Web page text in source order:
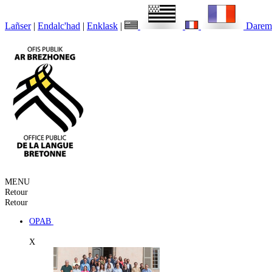
Lañser | Endalc'had | Enklask |
MENU
Retour
Retour
OPAB
X